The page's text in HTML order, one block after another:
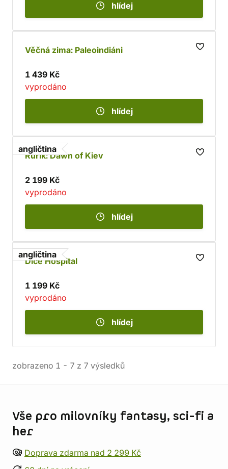
hlídej
Věčná zima: Paleoindiáni
1 439 Kč
vyprodáno
hlídej
angličtina
Rurik: Dawn of Kiev
2 199 Kč
vyprodáno
hlídej
angličtina
Dice Hospital
1 199 Kč
vyprodáno
hlídej
zobrazeno 1 - 7 z 7 výsledků
Vše pro milovníky fantasy, sci-fi a
her
Doprava zdarma nad 2 299 Kč